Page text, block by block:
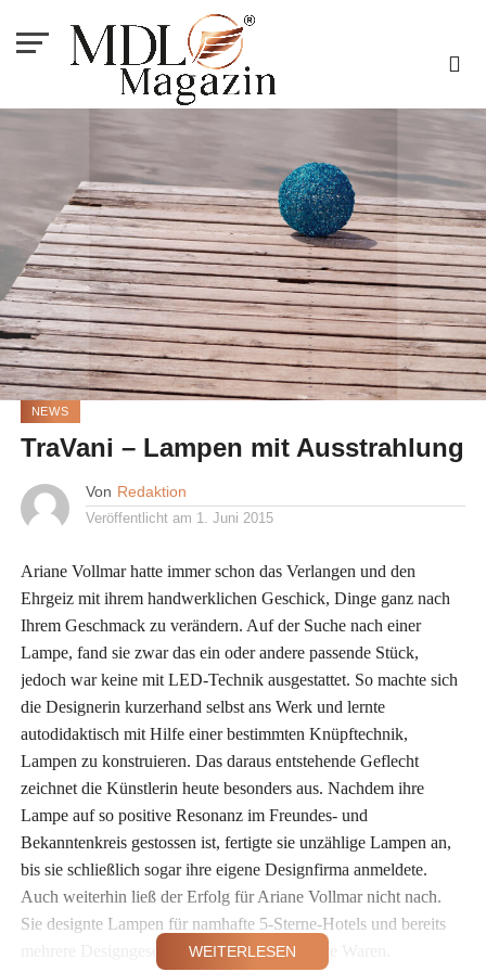
NEWS
TraVani – Lampen mit Ausstrahlung
Von Redaktion
Veröffentlicht am 1. Juni 2015
Ariane Vollmar hatte immer schon das Verlangen und den
Ehrgeiz mit ihrem handwerklichen Geschick, Dinge ganz nach
Ihrem Geschmack zu verändern. Auf der Suche nach einer
Lampe, fand sie zwar das ein oder andere passende Stück,
jedoch war keine mit LED-Technik ausgestattet. So machte sich
die Designerin kurzerhand selbst ans Werk und lernte
autodidaktisch mit Hilfe einer bestimmten Knüpftechnik,
Lampen zu konstruieren. Das daraus entstehende Geflecht
zeichnet die Künstlerin heute besonders aus. Nachdem ihre
Lampe auf so positive Resonanz im Freundes- und
Bekanntenkreis gestossen ist, fertigte sie unzählige Lampen an,
bis sie schließlich sogar ihre eigene Designfirma anmeldete.
Auch weiterhin ließ der Erfolg für Ariane Vollmar nicht nach.
Sie designte Lampen für namhafte 5-Sterne-Hotels und bereits
mehrere Designgeschäfte vertreiben heute ihre Waren.
WEITERLESEN